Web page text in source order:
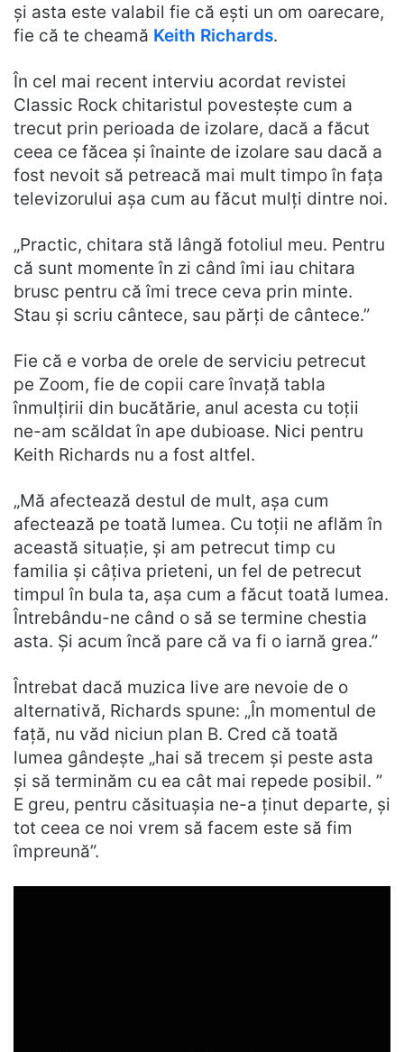
și asta este valabil fie că ești un om oarecare,
fie că te cheamă Keith Richards.
În cel mai recent interviu acordat revistei
Classic Rock chitaristul povestește cum a
trecut prin perioada de izolare, dacă a făcut
ceea ce făcea și înainte de izolare sau dacă a
fost nevoit să petreacă mai mult timpo în fața
televizorului așa cum au făcut mulți dintre noi.
„Practic, chitara stă lângă fotoliul meu. Pentru
că sunt momente în zi când îmi iau chitara
brusc pentru că îmi trece ceva prin minte.
Stau și scriu cântece, sau părți de cântece.”
Fie că e vorba de orele de serviciu petrecut
pe Zoom, fie de copii care învață tabla
înmulțirii din bucătărie, anul acesta cu toții
ne-am scăldat în ape dubioase. Nici pentru
Keith Richards nu a fost altfel.
„Mă afectează destul de mult, așa cum
afectează pe toată lumea. Cu toții ne aflăm în
această situație, și am petrecut timp cu
familia și câțiva prieteni, un fel de petrecut
timpul în bula ta, așa cum a făcut toată lumea.
Întrebându-ne când o să se termine chestia
asta. Și acum încă pare că va fi o iarnă grea.”
Întrebat dacă muzica live are nevoie de o
alternativă, Richards spune: „În momentul de
față, nu văd niciun plan B. Cred că toată
lumea gândește „hai să trecem și peste asta
și să terminăm cu ea cât mai repede posibil. ”
E greu, pentru căsituașia ne-a ținut departe, și
tot ceea ce noi vrem să facem este să fim
împreună”.